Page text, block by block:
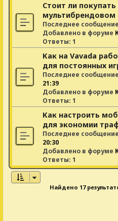
Стоит ли
мультибрендовом
Последнее сообщение
Добавлено в форуме
Ответы: 1
Как на Vavada
для постоянных
Последнее сообщение
21:39
Добавлено в форуме
Ответы: 1
Как настроить
для экономии
Последнее сообщение
20:30
Добавлено в форуме
Ответы: 1
Найдено 17